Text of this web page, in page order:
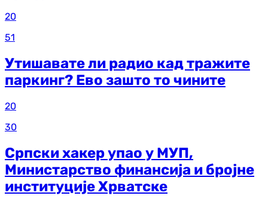
20
51
Утишавате ли радио кад тражите
паркинг? Ево зашто то чините
20
30
Српски хакер упао у МУП,
Министарство финансија и бројне
институције Хрватске